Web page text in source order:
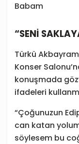
Babam
“SENİ
Türkü
Konser
konuşmada
ifadeleri
“Çoğunuzun
can katan
söylesem bu